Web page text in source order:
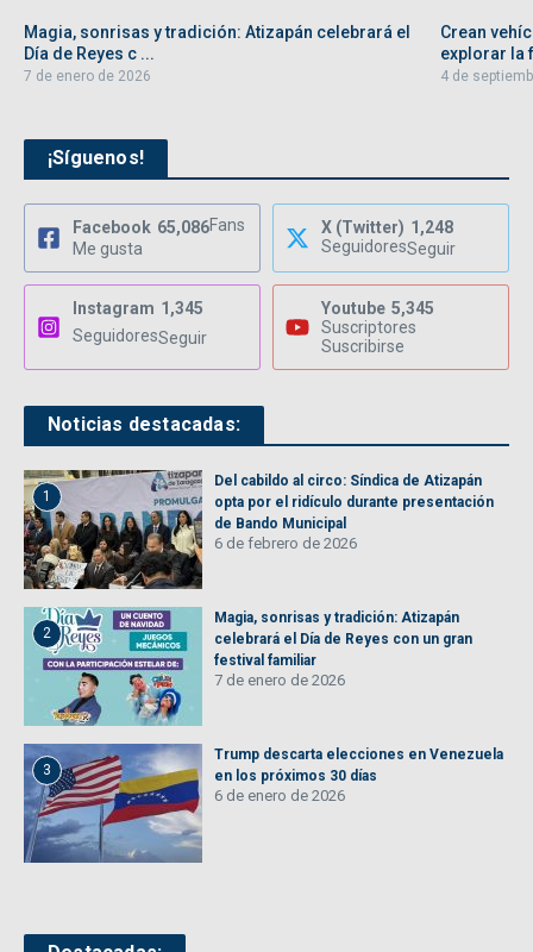
Magia, sonrisas y tradición: Atizapán celebrará el
Día de Reyes c ...
7 de enero de 2026
Crean
explorar la
4 de
¡Síguenos!
Facebook 65,086Fans
Me gusta
X (Twitter) 1,248
SeguidoresSeguir
Instagram 1,345
SeguidoresSeguir
Youtube 5,345
Suscriptores
Suscribirse
Noticias destacadas:
1
Del cabildo al circo: Síndica de Atizapán
opta por el ridículo durante presentación
de Bando Municipal
6 de febrero de 2026
2
Magia, sonrisas y tradición: Atizapán
celebrará el Día de Reyes con un gran
festival familiar
7 de enero de 2026
3
Trump descarta elecciones en Venezuela
en los próximos 30 días
6 de enero de 2026